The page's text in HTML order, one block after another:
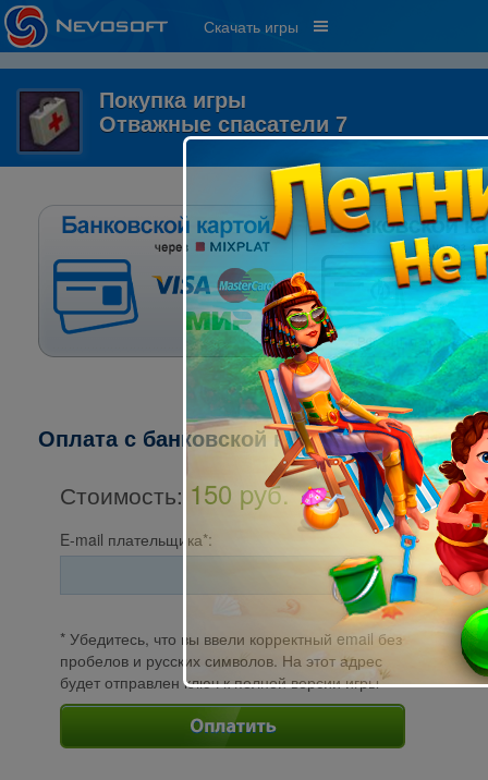
Скачать игры
Покупка игры
Отважные спасатели 7
Оплата с банковской карты через
Стоимость: 150 pуб.
E-mail плательщика*:
* Убедитесь, что вы ввели корректный email без
пробелов и русских символов. На этот адрес
будет отправлен ключ к полной версии игры